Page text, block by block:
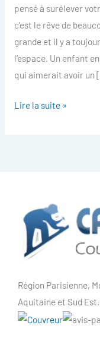
pensé à surélever
c’est le rêve de
grande et il y a
l’espace. Un enfant
qui aimerait avoir un
Seine
Lire la suite »
Région Parisienne,
Aquitaine et Sud